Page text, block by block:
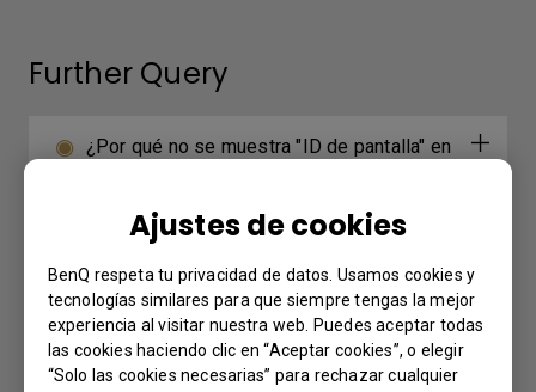
Ajustes de cookies
BenQ respeta tu privacidad de datos. Usamos cookies y
tecnologías similares para que siempre tengas la mejor
experiencia al visitar nuestra web. Puedes aceptar todas
las cookies haciendo clic en “Aceptar cookies”, o elegir
“Solo las cookies necesarias” para rechazar cualquier
Further Query
¿Por qué no se muestra "ID de pantalla" en
¿Por qué pasa a pantalla completa
automáticamente cuando selecciono "2-Split
Screen" o "4-Split Screen" de InstaShare para
reproducir video de YouTube con un iPhone?